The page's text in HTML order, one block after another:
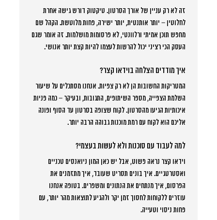
זה לא רק עניין של אורך הסרטון. טיקטוק דורש גישה אחרת
לחלוטין – יותר אותנטית, יותר ישירה, פחות מלוטשת. הקהל שם
מחפש תוכן אמיתי ורלוונטי, לא פרסומות מושלמות. זה אומר שגם
העסק הכי רציני יכול להרשות לעצמו להיות קצת יותר אנושי.
איך מודדים הצלחה בוידאו קצר?
המטריקות החשובות הן לא רק צפיות. אנחנו מסתכלים על שיעור
השלמת הצפייה, מספר השיתופים, התגובות, ובעיקר – כמה פניות
איכותיות הגיעו מהסרטון. לקוח שצופה בסרטון עד הסוף ופונה
אליכם הוא לקוח עם רמת מוכנות גבוהה הרבה יותר.
למה לעבוד עם סוכנות ולא לעשות בעצמי?
וידאו קצר נראה פשוט, אבל יש כאן המון ניואנסים טכניים
ואסטרטגיים. איך בונים תסריט שעובד, איך מתזמנים את
הפרסום, איך מנתחים את הנתונים ומשפרים. בטופה אנחנו
עוזרים ללקוחות לחסוך זמן יקר ולהגיע לתוצאות מהר יותר, עם
פחות ניסוי וטעייה.